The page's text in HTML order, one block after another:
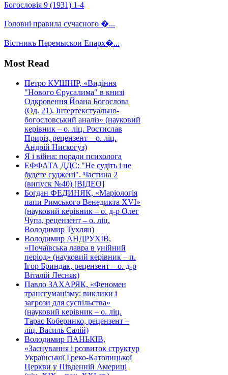
Богословія 9 (1931) 1-4
Головні правила сучасного �...
Вістникъ Перемыскои Епарх�...
Most Read
Петро КУШНІР, «Видіння
"Нового Єрусалима" в книзі
Одкровення Йоана Богослова
(Од. 21). Інтертекстуально-
богословський аналіз» (науковий
керівник – о. ліц. Ростислав
Приріз, рецензент – о. ліц.
Андрій Нискогуз)
Я і війна: поради психолога
ЕФФАТА ДДС: "Не судіть і не
будете суджені". Частина 2
(випуск №40) [ВІДЕО]
Богдан ФЕДИНЯК, «Маріологія
папи Римського Венедикта XVI»
(науковий керівник – о. д-р Олег
Чупа, рецензент – о. ліц.
Володимир Тухлян)
Володимир АНДРУХІВ,
«Почаївська лавра в унійний
період» (науковий керівник – п.
Ігор Бриндак, рецензент – о. д-р
Віталій Лесняк)
Павло ЗАХАРЯК, «Феномен
трансгуманізму: виклики і
загрози для суспільства»
(науковий керівник – о. ліц.
Тарас Коберинко, рецензент –
ліц. Василь Салій)
Володимир ПАНЬКІВ,
«Заснування і розвиток структур
Української Греко-Католицької
Церкви у Південній Америці